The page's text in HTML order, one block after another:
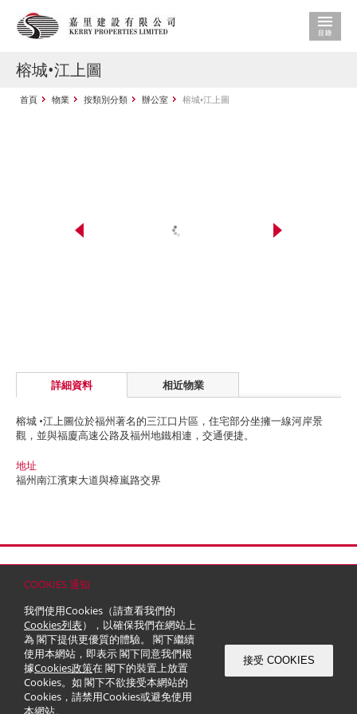
COOKIES 通知
我們使用Cookies（請查看我們的
Cookies列表），以確保我們在網站上
為 閣下提供更優質的體驗。 閣下繼續
使用本網站，即表示 閣下同意我們根
據Cookies政策在 閣下的裝置上放置
Cookies。如 閣下不欲接受本網站的
Cookies，請禁用Cookies或避免使用
本網站。
接受 COOKIES
榕城•江上圖
首頁 物業 按類別分類 辦公室 榕城•江上圖
詳細資料 相近物業
榕城 •江上圖位於福州著名的三江口片區，住宅部分坐擁一線河岸景
觀，並與福廈高速公路及福州地鐵相連，交通便捷。
地址
福州南江濱東大道與樟嵐路交界
© 2026 嘉里建設有限公司 (於百慕達註冊成立之有限公司)